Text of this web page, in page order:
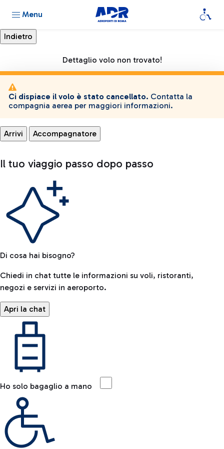
Menu
Dettaglio volo non trovato!
Ci dispiace il volo è stato cancellato. Contatta la
compagnia aerea per maggiori informazioni.
Arrivi Accompagnatore
Il tuo viaggio passo dopo passo
Di cosa hai bisogno?
Chiedi in chat tutte le informazioni su voli, ristoranti,
negozi e servizi in aeroporto.
Apri la chat
Ho solo bagaglio a mano